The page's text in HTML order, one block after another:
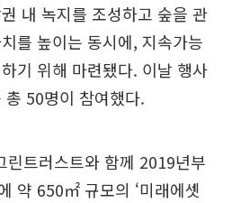
내 녹지를 조성하고 숲을 관
를 높이는 동시에, 지속가능
기 위해 마련됐다. 이날 행사
50명이 참여했다.
린트러스트와 함께 2019년부
약 650㎡ 규모의 ‘미래에셋